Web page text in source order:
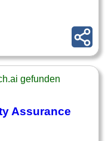
gefunden
Assurance